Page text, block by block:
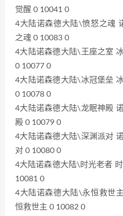
觉醒 0 10041 0
4大陆诺森德大陆\愤怒之魂
之魂 0 10083 0
4大陆诺森德大陆\王座之室
0 10077 0
4大陆诺森德大陆\冰冠堡垒
0 10078 0
4大陆诺森德大陆\龙眠神殿
殿 0 10079 0
4大陆诺森德大陆\深渊派对
对 0 10080 0
4大陆诺森德大陆\时光老者
10081 0
4大陆诺森德大陆\永恒救世
恒救世主 0 10082 0